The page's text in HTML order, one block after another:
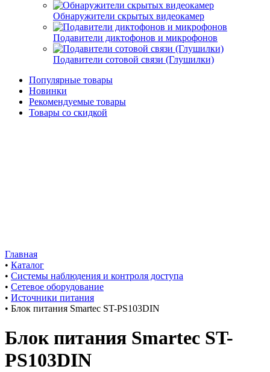
Обнаружители скрытых видеокамер
Подавители диктофонов и микрофонов
Подавители сотовой связи (Глушилки)
Популярные товары
Новинки
Рекомендуемые товары
Товары со скидкой
Главная
• Каталог
• Системы наблюдения и контроля доступа
• Сетевое оборудование
• Источники питания
• Блок питания Smartec ST-PS103DIN
Блок питания Smartec ST-
PS103DIN